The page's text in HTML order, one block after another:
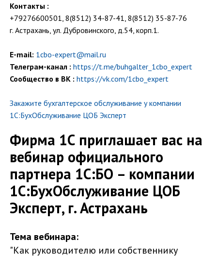
Контакты :
+79276600501, 8(8512) 34-87-41, 8(8512) 35-87-76
г. Астрахань, ул. Дубровинского, д.54, корп.1.
E-mail: 1cbo-expert@mail.ru
Телеграм-канал : https://t.me/buhgalter_1cbo_expert
Сообщество в ВК : https://vk.com/1cbo_expert
Закажите бухгалтерское обслуживание у компании
1С:БухОбслуживание ЦОБ Эксперт
Фирма 1С приглашает вас на
вебинар официального
партнера 1С:БО – компании
1С:БухОбслуживание ЦОБ
Эксперт, г. Астрахань
Тема вебинара:
"Как руководителю или собственнику